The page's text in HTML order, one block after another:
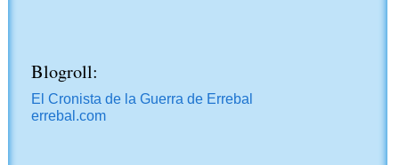
Blogroll:
El Cronista de la Guerra de Errebal
errebal.com